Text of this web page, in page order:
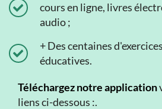
cours en ligne, livres
audio ;
+ Des centaines
éducatives.
Téléchargez notre application
liens ci-dessous :.